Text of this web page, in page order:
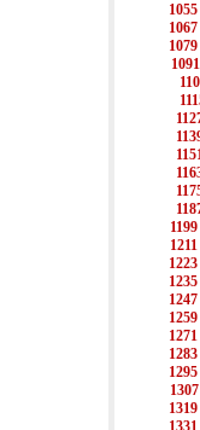
1055
1067
1079
1091
1199
1211
1223
1235
1247
1259
1271
1283
1295
1307
1319
1331